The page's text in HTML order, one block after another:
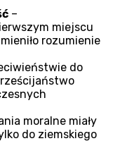
–
miejscu
rozumienie
do
moralne miały
do ziemskiego